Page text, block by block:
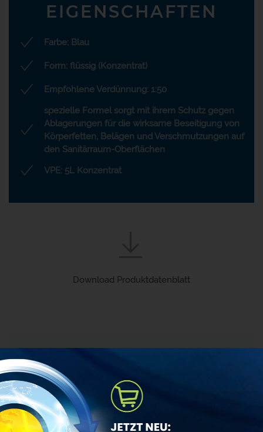
EIGENSCHAFTEN
Farbe: Blau
Form: flüssig (Konzentrat)
Empfohlene Verdünnung: 1:50
spezielle Formel sorgt mit ihrem Schutz gegen
Ablagerungen für die wirksame Beseitigung von
Körperfetten, Belägen und Verschmutzungen auf
den Sanitärraum-Oberflächen
VPE: 5L Konzentrat
Download Produktdatenblatt
TEL.: +43(0)6245–75 642-0